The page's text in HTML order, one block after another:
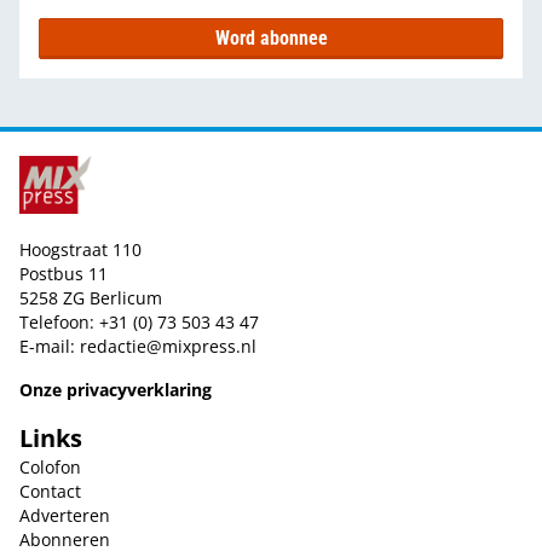
Word abonnee
Hoogstraat 110
Postbus 11
5258 ZG Berlicum
Telefoon: +31 (0) 73 503 43 47
E-mail: redactie@mixpress.nl
Onze privacyverklaring
Links
Colofon
Contact
Adverteren
Abonneren